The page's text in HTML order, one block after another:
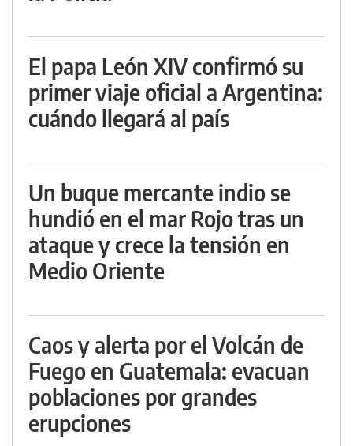
El papa León XIV confirmó su
primer viaje oficial a Argentina:
cuándo llegará al país
Un buque mercante indio se
hundió en el mar Rojo tras un
ataque y crece la tensión en
Medio Oriente
Caos y alerta por el Volcán de
Fuego en Guatemala: evacuan
poblaciones por grandes
erupciones